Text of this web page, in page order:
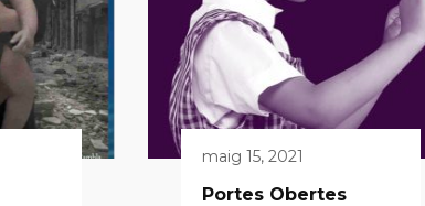
maig 15, 2021
Portes Obertes